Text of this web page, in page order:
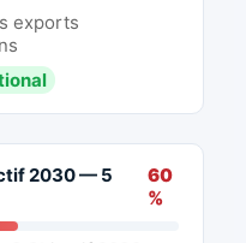
exports
2030 — 5
60
%